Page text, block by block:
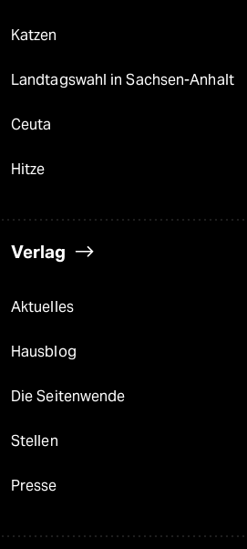
Katzen
Landtagswahl in Sachsen-Anhalt
Ceuta
Hitze
Verlag
Aktuelles
Hausblog
Die Seitenwende
Stellen
Presse